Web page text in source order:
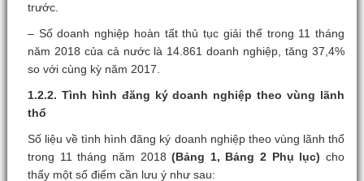
trước.
– Số doanh nghiệp hoàn tất thủ tục giải thể trong 11 tháng
năm 2018 của cả nước là 14.861 doanh nghiệp, tăng 37,4%
so với cùng kỳ năm 2017.
1.2.2. Tình hình đăng ký doanh nghiệp theo vùng lãnh
thổ
Số liệu về tình hình đăng ký doanh nghiệp theo vùng lãnh thổ
trong 11 tháng năm 2018(Bảng 1, Bảng 2 Phụ lục) cho
thấy một số điểm cần lưu ý như sau: